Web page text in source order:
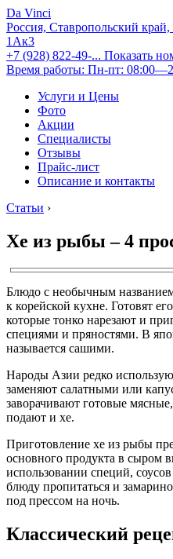
Da Vinci
Россия, Ставропольский
1Ак3
+7 (928) 822-49-... Показать
Время работы: Пн-пт:
Услуги и Цены
Фото
Акции
Специалисты
Отзывы
Прайс-лист
Описание и контакты
Статьи ›
Хе из рыбы – 4
Блюдо с необычным
к корейской кухне. Готовят
которые тонко нарезают и
специями и пряностями. В
называется сашими.
Народы Азии редко
заменяют салатными или
заворачивают готовые
подают и хе.
Приготовление хе из рыбы
основного продукта в сыром
использовании специй,
блюду пропитаться и
под прессом на ночь.
Классический